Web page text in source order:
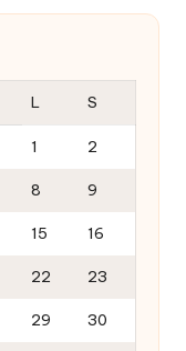
L S
1 2
8 9
15 16
22 23
29 30